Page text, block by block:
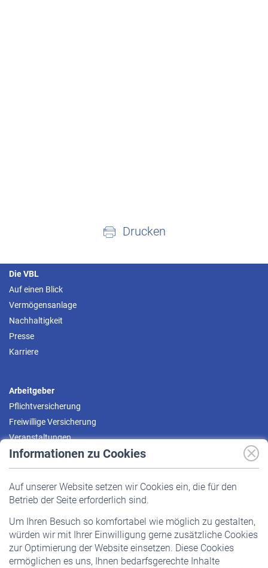
Informationen zu Cookies
Auf unserer Website setzen wir Cookies ein, die für den
Betrieb der Seite erforderlich sind.
Um Ihren Besuch so komfortabel wie möglich zu gestalten,
würden wir mit Ihrer Einwilligung gerne zusätzliche Cookies
zur Optimierung der Website einsetzen. Diese Cookies
ermöglichen es uns, Ihnen bedarfsgerechte Inhalte
Drucken
Die VBL
Auf einen Blick
Vermögensanlage
Nachhaltigkeit
Presse
Karriere
Arbeitgeber
Pflichtversicherung
Freiwillige Versicherung
Veranstaltungen
Pflichtversicherung
Staatliche Förderung
Veranstaltungen